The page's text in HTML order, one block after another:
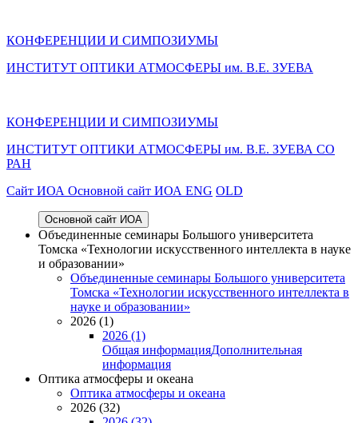
КОНФЕРЕНЦИИ И СИМПОЗИУМЫ
ИНСТИТУТ ОПТИКИ АТМОСФЕРЫ им. В.Е. ЗУЕВА
КОНФЕРЕНЦИИ И СИМПОЗИУМЫ
ИНСТИТУТ ОПТИКИ АТМОСФЕРЫ им. В.Е. ЗУЕВА СО
РАН
Cайт ИОА Основной сайт ИОА ENG OLD
Основной сайт ИОА
Объединенные семинары Большого университета
Томска «Технологии искусственного интеллекта в науке
и образовании»
Объединенные семинары Большого университета
Томска «Технологии искусственного интеллекта в
науке и образовании»
2026 (1)
2026 (1)
Общая информацияДополнительная
информация
Оптика атмосферы и океана
Оптика атмосферы и океана
2026 (32)